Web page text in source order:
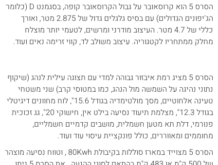
הסרס 5 הוא קרוסאובר על גבול הקרוסאובר קופה, בסגמנט D (כלומר
הג'יפונים הגדולים) עם בסיס גלגלים גדול של 2.875 מטר, ואורך
כללי של 4.7 מטר. העיצוב מודרני ומרשים, לטעמי יותר מוצלח
מחלק ממתחריו לקטגוריה. עיצוב משולב לד, קווי זרימה נאים ועוד.
הסרס 5 מציג רמת איבזור גבוהה למדי עם תצוגה עילית לנהג (שיקוף
נתוני נהיגה על השמשה מול הנהג, כמו במטוסי קרב) שני משטחי
טעינה אלחוטיים, מסך מולטימדיה בגודל 15.6", לוח מחוונים דיגיטלי
בגודל 12.3", מצלמת תיעוד נסיעה בילט אין, חישוקי 20", גג זכוכית
פנורמי, דלת תא מטען חשמלית, מושבים קדמיים חשמליים,
מחוממים ומאווררים, כולל פונקציית עיסוי עוד ועוד.
הסרס 5 מצוייד במארז סוללות בקיבולת 80Kwh , וטווח נסיעה מוצהר